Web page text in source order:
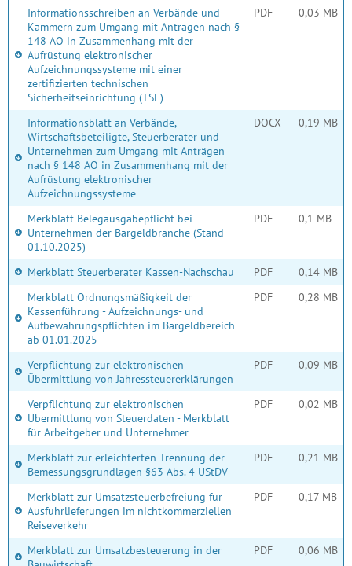
Informationsschreiben an Verbände und
Kammern zum Umgang mit Anträgen nach §
148 AO in Zusammenhang mit der
Aufrüstung elektronischer
Aufzeichnungssysteme mit einer
zertifizierten technischen
Sicherheitseinrichtung (TSE)
PDF 0,03 MB
Informationsblatt an Verbände,
Wirtschaftsbeteiligte, Steuerberater und
Unternehmen zum Umgang mit Anträgen
nach § 148 AO in Zusammenhang mit der
Aufrüstung elektronischer
Aufzeichnungssysteme
DOCX 0,19 MB
Merkblatt Belegausgabepflicht bei
Unternehmen der Bargeldbranche (Stand
01.10.2025)
PDF 0,1 MB
Merkblatt Steuerberater Kassen-Nachschau PDF
0,14 MB
Merkblatt Ordnungsmäßigkeit der
Kassenführung - Aufzeichnungs- und
Aufbewahrungspflichten im Bargeldbereich
ab 01.01.2025
PDF 0,28 MB
Verpflichtung zur elektronischen
Übermittlung von Jahressteuererklärungen
PDF 0,09 MB
Verpflichtung zur elektronischen
Übermittlung von Steuerdaten - Merkblatt
für Arbeitgeber und Unternehmer
PDF 0,02 MB
Merkblatt zur erleichterten Trennung der
Bemessungsgrundlagen §63 Abs. 4 UStDV
PDF 0,21 MB
Merkblatt zur Umsatzsteuerbefreiung für
Ausfuhrlieferungen im nichtkommerziellen
Reiseverkehr
PDF 0,17 MB
Merkblatt zur Umsatzbesteuerung in der
PDF 0,06 MB